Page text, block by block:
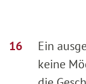
Ein
keine